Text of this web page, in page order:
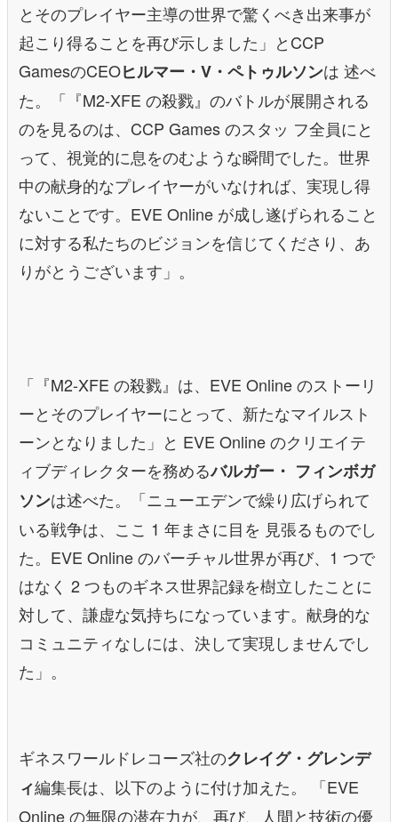
とそのプレイヤー主導の世界で驚くべき出来事が
起こり得ることを再び示しました」とCCP
GamesのCEOヒルマー・V・ペトゥルソンは 述べ
た。「『M2-XFE の殺戮』のバトルが展開される
のを見るのは、CCP Games のスタッ フ全員にと
って、視覚的に息をのむような瞬間でした。世界
中の献身的なプレイヤーがいなければ、実現し得
ないことです。EVE Online が成し遂げられること
に対する私たちのビジョンを信じてくださり、あ
りがとうございます」。
「『M2-XFE の殺戮』は、EVE Online のストーリ
ーとそのプレイヤーにとって、新たなマイルスト
ーンとなりました」と EVE Online のクリエイテ
ィブディレクターを務めるバルガー・ フィンボガ
ソンは述べた。「ニューエデンで繰り広げられて
いる戦争は、ここ 1 年まさに目を 見張るものでし
た。EVE Online のバーチャル世界が再び、1 つで
はなく 2 つものギネス世界記録を樹立したことに
対して、謙虚な気持ちになっています。献身的な
コミュニティなしには、決して実現しませんでし
た」。
ギネスワールドレコーズ社のクレイグ・グレンデ
ィ編集長は、以下のように付け加えた。 「EVE
Online の無限の潜在力が、再び、人間と技術の優